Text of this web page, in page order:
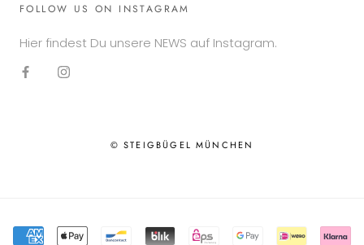
FOLLOW US ON INSTAGRAM
Hier findest Du unsere NEWS auf Instagram.
© STEIGBÜGEL MÜNCHEN